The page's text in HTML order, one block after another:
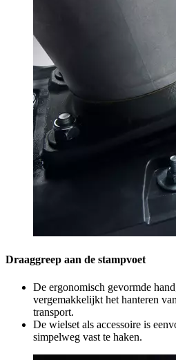
Draaggreep aan de stampvoet
De ergonomisch gevormde
vergemakkelijkt het hanteren
transport.
De wielset als accessoire is
simpelweg vast te haken.